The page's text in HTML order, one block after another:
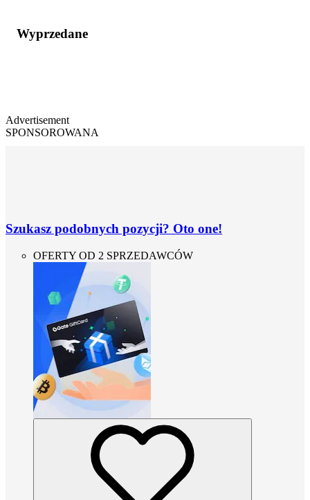
Wyprzedane
Advertisement
SPONSOROWANA
Szukasz podobnych pozycji? Oto one!
OFERTY OD 2 SPRZEDAWCÓW